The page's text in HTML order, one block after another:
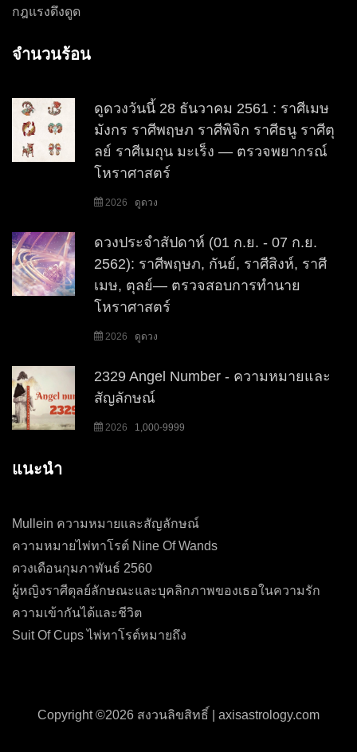
กฎแรงดึงดูด
จำนวนร้อน
ดูดวงวันนี้ 28 ธันวาคม 2561 : ราศีเมษ
มังกร ราศีพฤษภ ราศีพิจิก ราศีธนู ราศีตุ
ลย์ ราศีเมถุน มะเร็ง — ตรวจพยากรณ์
โหราศาสตร์
2026 ดูดวง
ดวงประจำสัปดาห์ (01 ก.ย. - 07 ก.ย.
2562): ราศีพฤษภ, กันย์, ราศีสิงห์, ราศี
เมษ, ตุลย์— ตรวจสอบการทำนาย
โหราศาสตร์
2026 ดูดวง
2329 Angel Number - ความหมายและ
สัญลักษณ์
2026 1,000-9999
แนะนำ
Mullein ความหมายและสัญลักษณ์
ความหมายไพ่ทาโรต์ Nine Of Wands
ดวงเดือนกุมภาพันธ์ 2560
ผู้หญิงราศีตุลย์ลักษณะและบุคลิกภาพของเธอในความรัก
ความเข้ากันได้และชีวิต
Suit Of Cups ไพ่ทาโรต์หมายถึง
Copyright ©2026 สงวนลิขสิทธิ์ | axisastrology.com